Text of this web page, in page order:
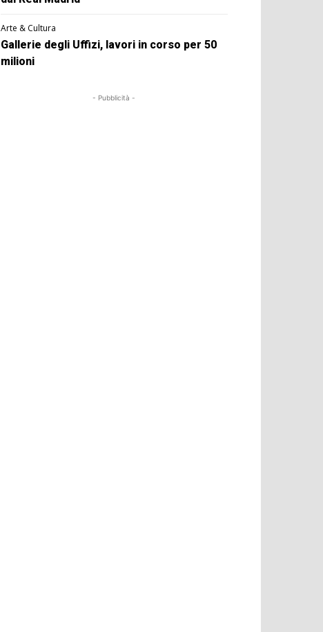
Arte & Cultura
Gallerie degli Uffizi, lavori in corso per 50
milioni
- Pubblicità -